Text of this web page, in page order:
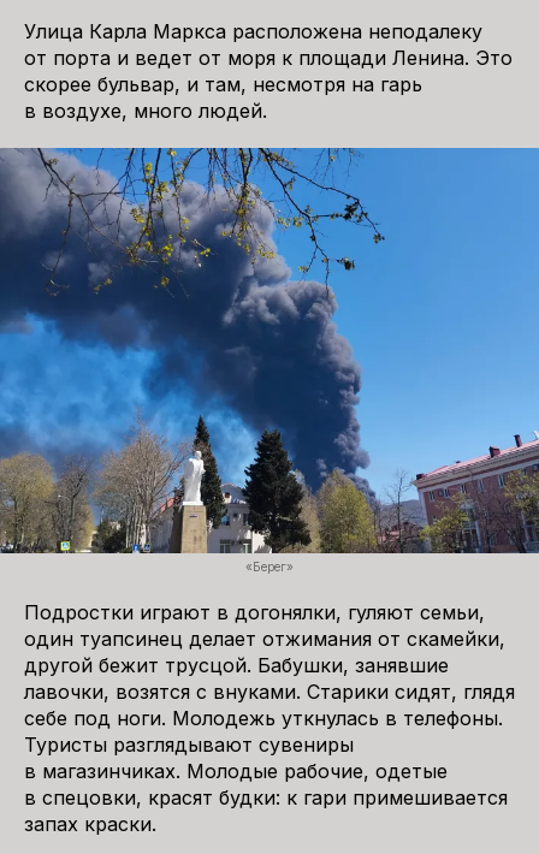
Улица Карла Маркса расположена неподалеку
от порта и ведет от моря к площади Ленина. Это
скорее бульвар, и там, несмотря на гарь
в воздухе, много людей.
«Берег»
Подростки играют в догонялки, гуляют семьи,
один туапсинец делает отжимания от скамейки,
другой бежит трусцой. Бабушки, занявшие
лавочки, возятся с внуками. Старики сидят, глядя
себе под ноги. Молодежь уткнулась в телефоны.
Туристы разглядывают сувениры
в магазинчиках. Молодые рабочие, одетые
в спецовки, красят будки: к гари примешивается
запах краски.